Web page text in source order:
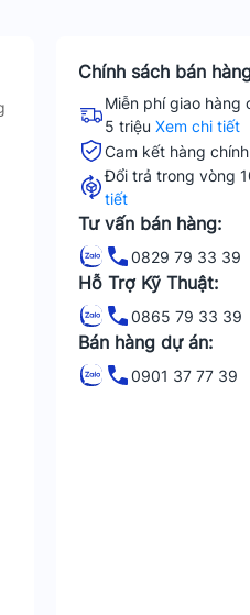
Chính sách bán
Miễn phí giao hàng
5 triệuXem chi tiết
Cam kết hàng
Đổi trả trong vòng
tiết
Tư vấn bán hàng:
0829 79 33 39
Hỗ Trợ Kỹ Thuật:
0865 79 33 39
Bán hàng dự án:
0901 37 77 39